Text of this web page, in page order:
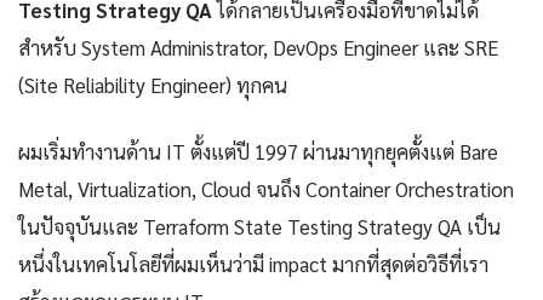
Testing Strategy QAได้กลายเป็นเครื่องมือที่ขาดไม่ได้
สำหรับ System Administrator, DevOps Engineer และ SRE
(Site Reliability Engineer) ทุกคน
ผมเริ่มทำงานด้าน IT ตั้งแต่ปี 1997 ผ่านมาทุกยุคตั้งแต่ Bare
Metal, Virtualization, Cloud จนถึง Container Orchestration
ในปัจจุบันและ Terraform State Testing Strategy QA เป็น
หนึ่งในเทคโนโลยีที่ผมเห็นว่ามี impact มากที่สุดต่อวิธีที่เรา